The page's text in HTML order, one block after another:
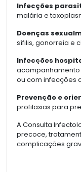
Infecções
malária e
Doenças
sífilis, gonorreia e
Infecções
ou com infecções
Prevenção e
profilaxias para
A Consulta
precoce,
complicações